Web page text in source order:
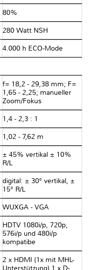
80%
280 Watt NSH
4.000 h ECO-Mode
f= 18,2 - 29,38 mm; F=
1,65 - 2,25; manueller
Zoom/Fokus
1,4 - 2,3 : 1
1,02 - 7,62 m
± 45% vertikal ± 10%
R/L
digital: ± 30° vertikal, ±
15° R/L
WUXGA - VGA
HDTV 1080i/p, 720p,
576i/p und 480i/p
kompatibe
2 x HDMI (1x mit MHL-